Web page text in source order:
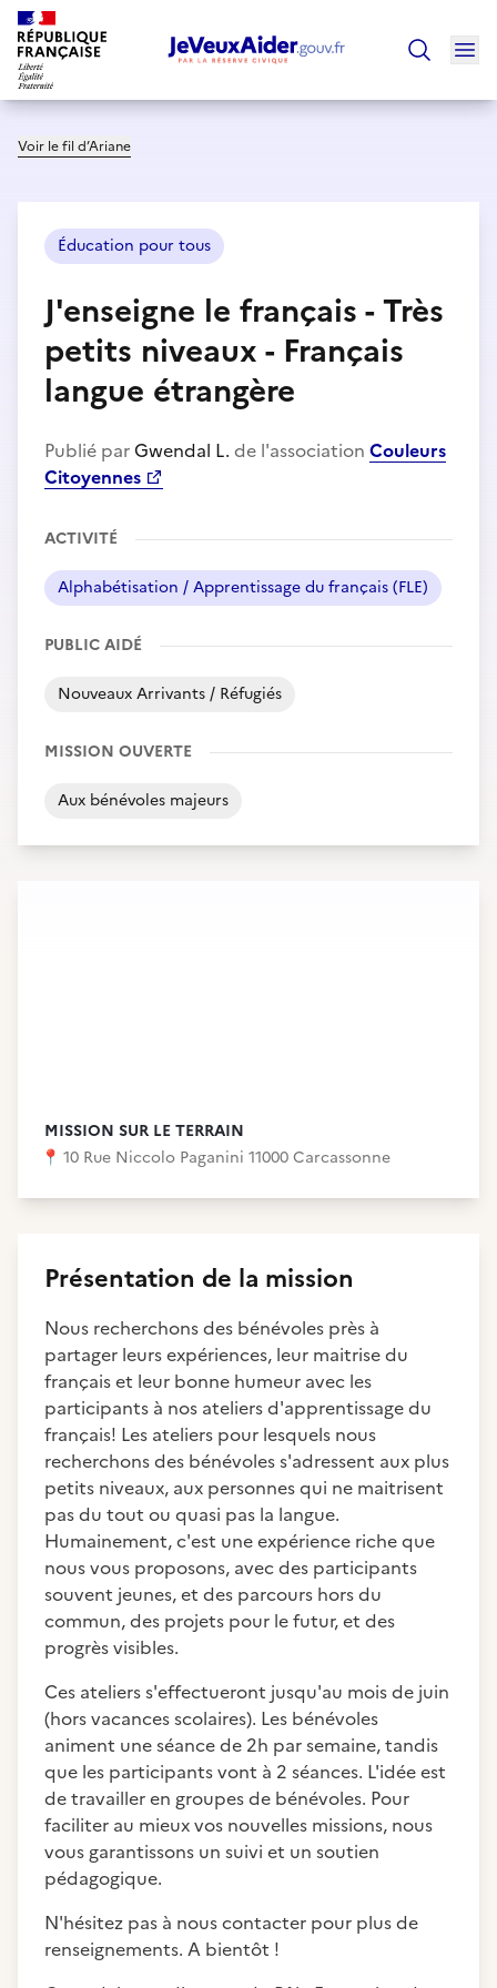
Voir le fil d’Ariane
Éducation pour tous
J'enseigne le français - Très
petits niveaux - Français
langue étrangère
Publié parGwendal L. de l'association Couleurs
Citoyennes
ACTIVITÉ
Alphabétisation / Apprentissage du français (FLE)
PUBLIC AIDÉ
Nouveaux Arrivants / Réfugiés
MISSION OUVERTE
Aux bénévoles majeurs
MISSION SUR LE TERRAIN
📍 10 Rue Niccolo Paganini 11000 Carcassonne
Présentation de la mission
Nous recherchons des bénévoles près à
partager leurs expériences, leur maitrise du
français et leur bonne humeur avec les
participants à nos ateliers d'apprentissage du
français! Les ateliers pour lesquels nous
recherchons des bénévoles s'adressent aux plus
petits niveaux, aux personnes qui ne maitrisent
pas du tout ou quasi pas la langue.
Humainement, c'est une expérience riche que
nous vous proposons, avec des participants
souvent jeunes, et des parcours hors du
commun, des projets pour le futur, et des
progrès visibles.
Ces ateliers s'effectueront jusqu'au mois de juin
(hors vacances scolaires). Les bénévoles
animent une séance de 2h par semaine, tandis
que les participants vont à 2 séances. L'idée est
de travailler en groupes de bénévoles. Pour
faciliter au mieux vos nouvelles missions, nous
vous garantissons un suivi et un soutien
pédagogique.
N'hésitez pas à nous contacter pour plus de
renseignements. A bientôt !